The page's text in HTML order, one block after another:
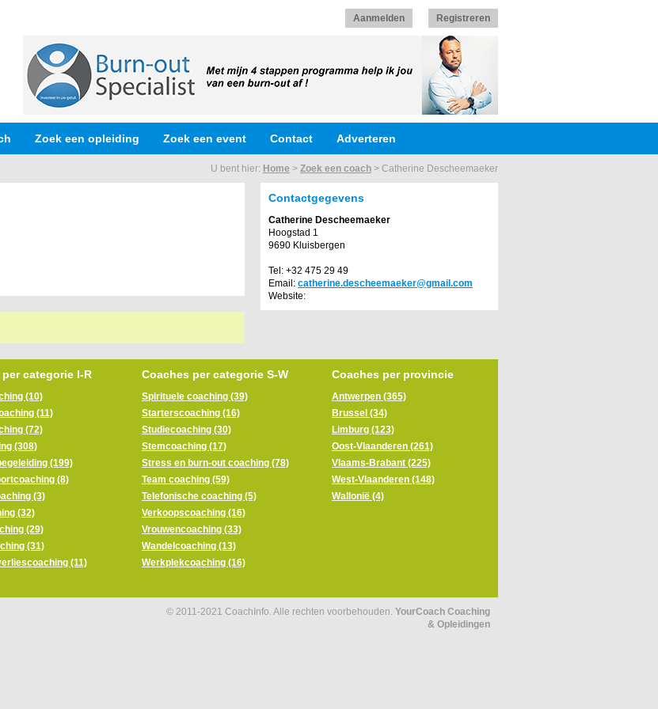
Aanmelden Registreren
Zoek een opleiding Zoek een event Contact Adverteren
U bent hier: Home > Zoek een coach > Catherine Descheemaeker
Contactgegevens
Catherine Descheemaeker
Hoogstad 1
9690 Kluisbergen
Tel: +32 475 29 49
Email: catherine.descheemaeker@gmail.com
Website:
categorie I-R
(10)
(11)
(72)
(308)
(199)
(8)
(3)
(32)
(29)
(31)
(11)
Coaches per categorie S-W
Spirituele coaching (39)
Starterscoaching (16)
Studiecoaching (30)
Stemcoaching (17)
Stress en burn-out coaching (78)
Team coaching (59)
Telefonische coaching (5)
Verkoopscoaching (16)
Vrouwencoaching (33)
Wandelcoaching (13)
Werkplekcoaching (16)
Coaches per provincie
Antwerpen (365)
Brussel (34)
Limburg (123)
Oost-Vlaanderen (261)
Vlaams-Brabant (225)
West-Vlaanderen (148)
Wallonië (4)
© 2011-2021 CoachInfo. Alle rechten voorbehouden. YourCoach Coaching
& Opleidingen